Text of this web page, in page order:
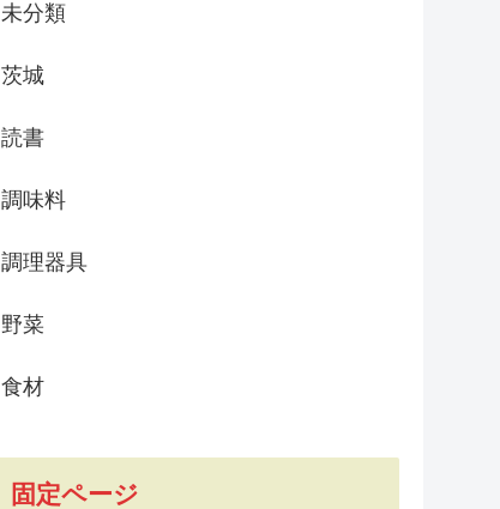
未分類
茨城
読書
調味料
調理器具
野菜
食材
固定ページ